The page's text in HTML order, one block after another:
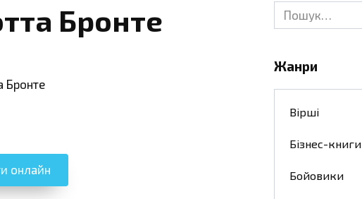
Бронте
Бронте
онлайн
Search
for:
Жанри
Вірші
Бізнес-книги
Бойовики